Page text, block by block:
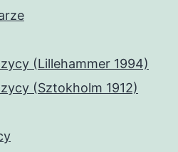
(Lillehammer 1994)
(Sztokholm 1912)